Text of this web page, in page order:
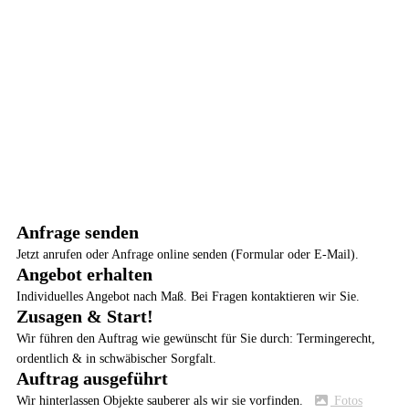
Anfrage senden
Jetzt anrufen oder Anfrage online senden (Formular oder E-Mail).
Angebot erhalten
Individuelles Angebot nach Maß. Bei Fragen kontaktieren wir Sie.
Zusagen & Start!
Wir führen den Auftrag wie gewünscht für Sie durch: Termingerecht,
ordentlich & in schwäbischer Sorgfalt.
Auftrag ausgeführt
Wir hinterlassen Objekte sauberer als wir sie vorfinden. Fotos